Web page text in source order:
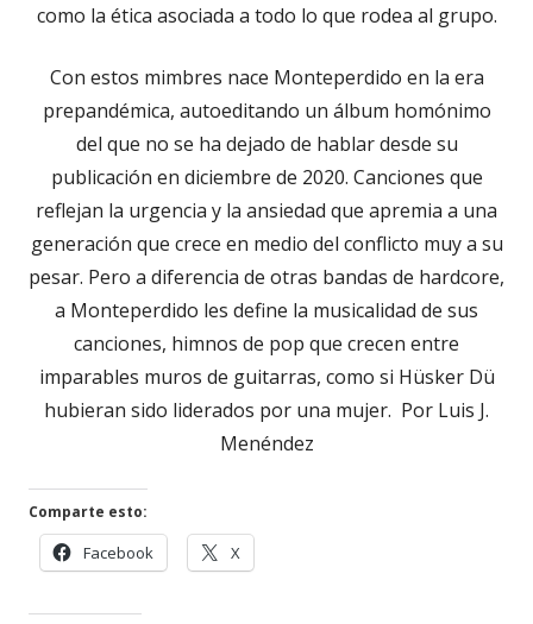
como la ética asociada a todo lo que rodea al grupo.
Con estos mimbres nace Monteperdido en la era
prepandémica, autoeditando un álbum homónimo
del que no se ha dejado de hablar desde su
publicación en diciembre de 2020. Canciones que
reflejan la urgencia y la ansiedad que apremia a una
generación que crece en medio del conflicto muy a su
pesar. Pero a diferencia de otras bandas de hardcore,
a Monteperdido les define la musicalidad de sus
canciones, himnos de pop que crecen entre
imparables muros de guitarras, como si Hüsker Dü
hubieran sido liderados por una mujer. Por Luis J.
Menéndez
Comparte esto:
Facebook
en
X
en